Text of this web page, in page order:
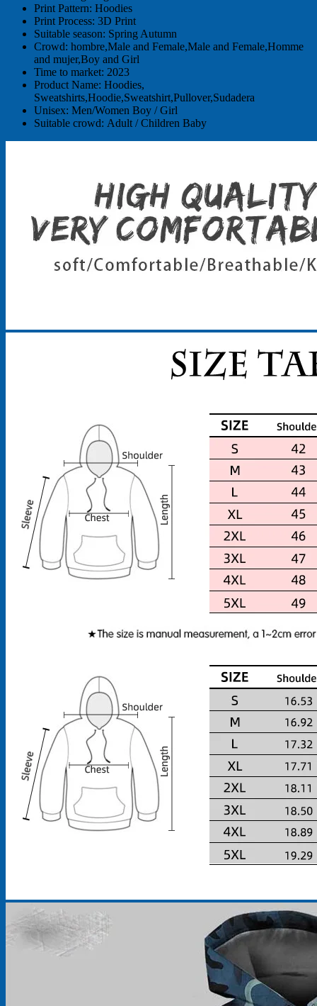
Print Pattern: Hoodies
Print Process: 3D Print
Suitable season: Spring Autumn
Crowd: hombre,Male and Female,Male and Female,Homme
and mujer,Boy and Girl
Time to market: 2023
Product Name: Hoodies,
Sweatshirts,Hoodie,Sweatshirt,Pullover,Sudadera
Unisex: Men/Women Boy / Girl
Suitable crowd: Adult / Children Baby